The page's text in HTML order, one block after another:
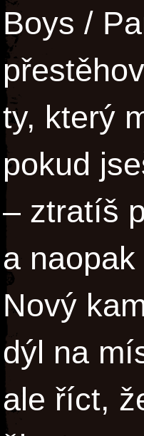
Boys /
ty, který
pokud
– ztratíš
a
Nový
dýl na
ale říct,